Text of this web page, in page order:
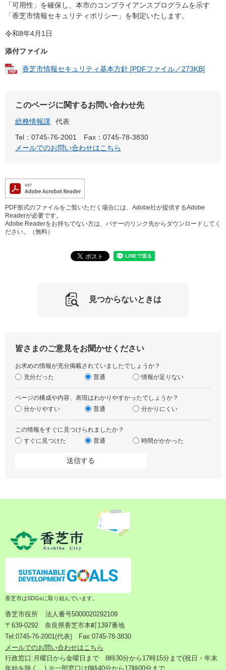
「可用性」を確保し、本市のコンプライアンスプログラムを示す
「香芝市情報セキュリティポリシー」を制定いたします。
令和8年4月1日
添付ファイル
香芝市情報セキュリティ基本方針 [PDFファイル／273KB]
このページに関するお問い合わせ先
総務情報課
代表
Tel：0745-76-2001
Fax：0745-78-3830
メールでのお問い合わせはこちら
PDF形式のファイルをご覧いただく場合には、Adobe社が提供するAdobe
Readerが必要です。
Adobe Readerをお持ちでない方は、バナーのリンク先からダウンロードしてく
ださい。（無料）
見つからないときは
皆さまのご意見をお聞かせください
お求めの情報が充分掲載されていましたでしょうか？
充分だった
普通 情報が足りない
ページの構成や内容、表現はわかりやすかったでしょうか？
分かりやすい
普通 分かりにくい
この情報をすぐに見つけられましたか？
すぐに見つけた
普通 時間がかかった
香芝市はSDGsに取り組んでいます。
香芝市役所
法人番号5000020292109
〒639-0292 奈良県香芝市本町1397番地
Tel:0745-76-2001(代表) Fax:0745-78-3830
メールでのお問い合わせはこちら
行政窓口:月曜日から金曜日まで 8時30分から17時15分まで(祝日・年末
年始を除く。) ※一部窓口は8時40分から17時00分まで